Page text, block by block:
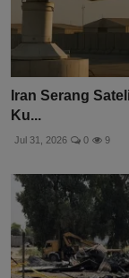
Iran Serang
Ku...
Jul 31, 2026 0 9